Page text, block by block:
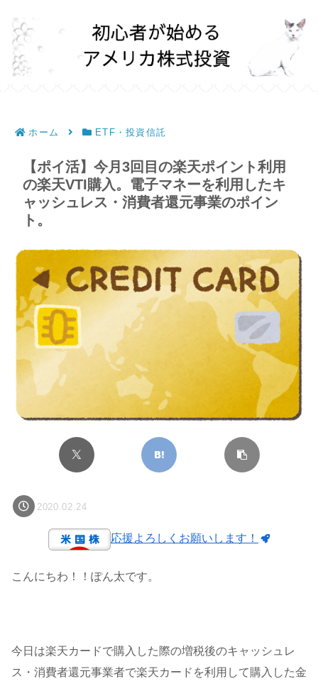
ホーム ETF・投資信託
【ポイ活】今月3回目の楽天ポイント利用
の楽天VTI購入。電子マネーを利用したキ
ャッシュレス・消費者還元事業のポイン
ト。
2020.02.24
応援よろしくお願いします！
こんにちわ！！ぽん太です。
今日は楽天カードで購入した際の増税後のキャッシュレ
ス・消費者還元事業者で楽天カードを利用して購入した金